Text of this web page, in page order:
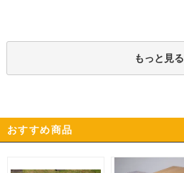
もっと見る
おすすめ商品